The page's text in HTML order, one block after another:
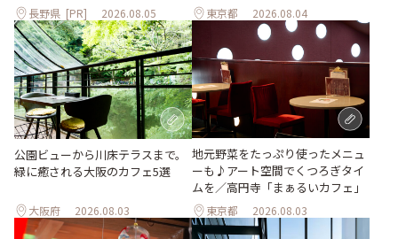
長野県 [PR] 2026.08.05 東京都 2026.08.04
公園ビューから川床テラスまで。
緑に癒される大阪のカフェ5選
大阪府 2026.08.03
地元野菜をたっぷり使ったメニュ
ーも♪アート空間でくつろぎタイ
ムを／高円寺「まぁるいカフェ」
東京都 2026.08.03